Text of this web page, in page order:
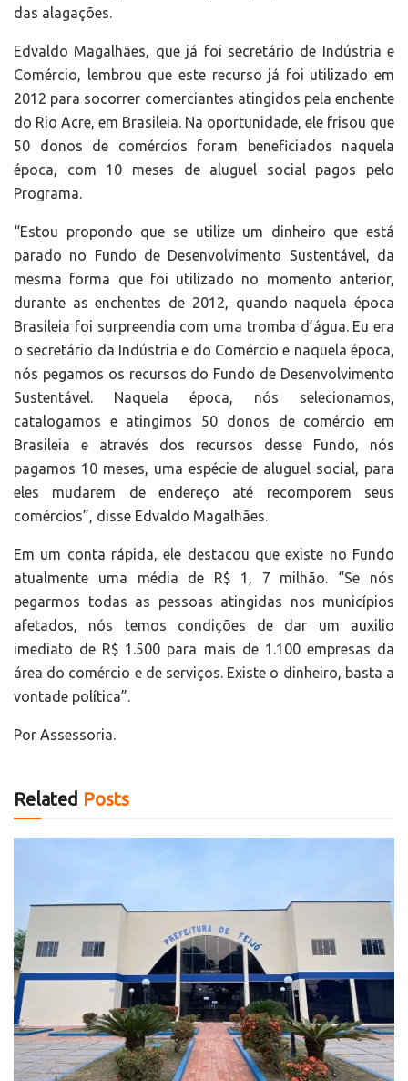
das alagações.
Edvaldo Magalhães, que já foi secretário de Indústria e
Comércio, lembrou que este recurso já foi utilizado em
2012 para socorrer comerciantes atingidos pela enchente
do Rio Acre, em Brasileia. Na oportunidade, ele frisou que
50 donos de comércios foram beneficiados naquela
época, com 10 meses de aluguel social pagos pelo
Programa.
“Estou propondo que se utilize um dinheiro que está
parado no Fundo de Desenvolvimento Sustentável, da
mesma forma que foi utilizado no momento anterior,
durante as enchentes de 2012, quando naquela época
Brasileia foi surpreendia com uma tromba d’água. Eu era
o secretário da Indústria e do Comércio e naquela época,
nós pegamos os recursos do Fundo de Desenvolvimento
Sustentável. Naquela época, nós selecionamos,
catalogamos e atingimos 50 donos de comércio em
Brasileia e através dos recursos desse Fundo, nós
pagamos 10 meses, uma espécie de aluguel social, para
eles mudarem de endereço até recomporem seus
comércios”, disse Edvaldo Magalhães.
Em um conta rápida, ele destacou que existe no Fundo
atualmente uma média de R$ 1, 7 milhão. “Se nós
pegarmos todas as pessoas atingidas nos municípios
afetados, nós temos condições de dar um auxilio
imediato de R$ 1.500 para mais de 1.100 empresas da
área do comércio e de serviços. Existe o dinheiro, basta a
vontade política”.
Por Assessoria.
Related Posts